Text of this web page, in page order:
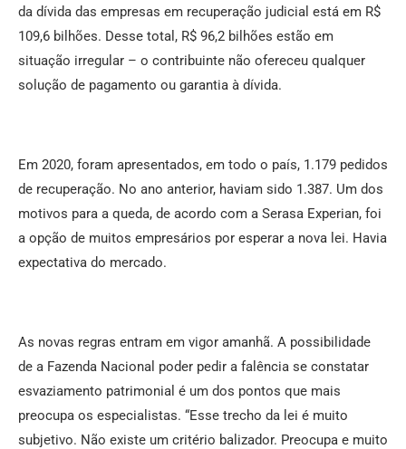
da dívida das empresas em recuperação judicial está em R$
109,6 bilhões. Desse total, R$ 96,2 bilhões estão em
situação irregular – o contribuinte não ofereceu qualquer
solução de pagamento ou garantia à dívida.
Em 2020, foram apresentados, em todo o país, 1.179 pedidos
de recuperação. No ano anterior, haviam sido 1.387. Um dos
motivos para a queda, de acordo com a Serasa Experian, foi
a opção de muitos empresários por esperar a nova lei. Havia
expectativa do mercado.
As novas regras entram em vigor amanhã. A possibilidade
de a Fazenda Nacional poder pedir a falência se constatar
esvaziamento patrimonial é um dos pontos que mais
preocupa os especialistas. “Esse trecho da lei é muito
subjetivo. Não existe um critério balizador. Preocupa e muito